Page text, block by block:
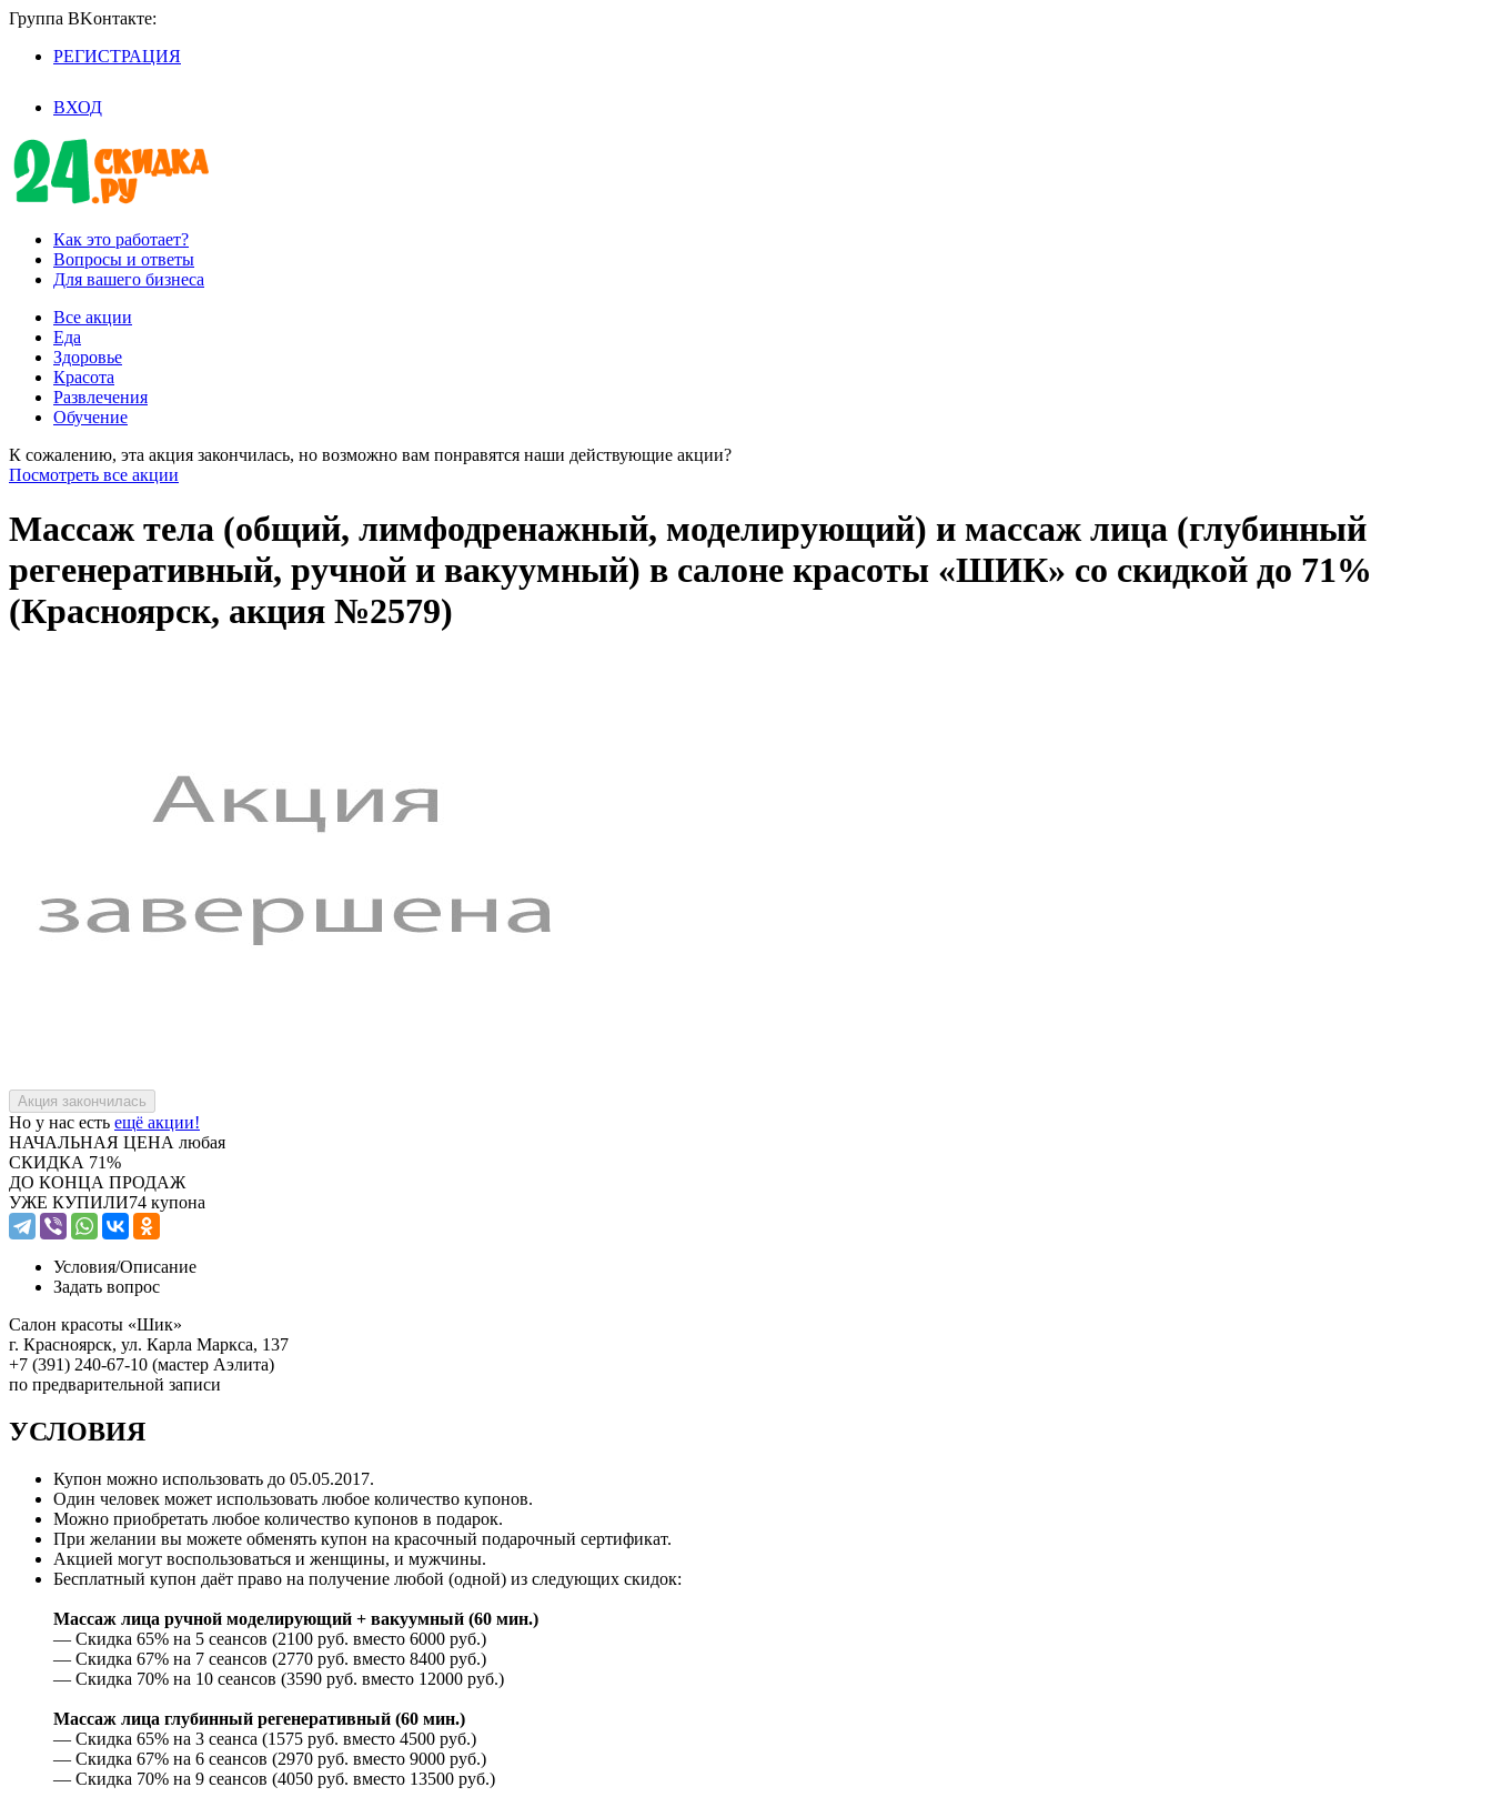
Группа BKoнтaктe:
РЕГИСТРАЦИЯ
ВХОД
Как это работает?
Вопросы и ответы
Для вашего бизнеса
Все акции
Еда
Здоровье
Красота
Развлечения
Обучение
К сожалению, эта акция закончилась, но возможно вам понравятся наши действующие акции?
Посмотреть все акции
Массаж тела (общий, лимфодренажный, моделирующий) и массаж лица (глубинный
регенеративный, ручной и вакуумный) в салоне красоты «ШИК» со скидкой до 71%
(Красноярск, акция №2579)
Но у нас есть ещё акции!
НАЧАЛЬНАЯ ЦЕНА любая
СКИДКА 71%
ДО КОНЦА ПРОДАЖ
УЖЕ КУПИЛИ74 купона
Условия/Описание
Задать вопрос
Салон красоты «Шик»
г. Красноярск, ул. Карла Маркса, 137
+7 (391) 240-67-10 (мастер Аэлита)
по предварительной записи
УСЛОВИЯ
Купон можно использовать до 05.05.2017.
Один человек может использовать любое количество купонов.
Можно приобретать любое количество купонов в подарок.
При желании вы можете обменять купон на красочный подарочный сертификат.
Акцией могут воспользоваться и женщины, и мужчины.
Бесплатный купон даёт право на получение любой (одной) из следующих скидок:
Массаж лица ручной моделирующий + вакуумный (60 мин.)
— Скидка 65% на 5 сеансов (2100 руб. вместо 6000 руб.)
— Скидка 67% на 7 сеансов (2770 руб. вместо 8400 руб.)
— Скидка 70% на 10 сеансов (3590 руб. вместо 12000 руб.)
Массаж лица глубинный регенеративный (60 мин.)
— Скидка 65% на 3 сеанса (1575 руб. вместо 4500 руб.)
— Скидка 67% на 6 сеансов (2970 руб. вместо 9000 руб.)
— Скидка 70% на 9 сеансов (4050 руб. вместо 13500 руб.)